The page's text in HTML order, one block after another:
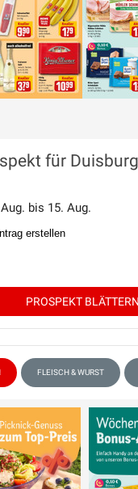
für
bis 15. Aug.
erstellen
PROSPEKT BLÄTTERN
FLEISCH & WURST